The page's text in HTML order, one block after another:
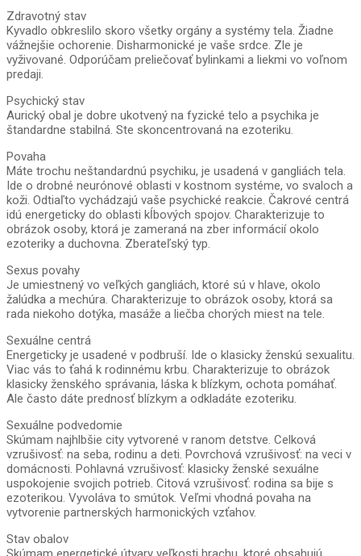
Zdravotný stav
Kyvadlo obkreslilo skoro všetky orgány a systémy tela. Žiadne
vážnejšie ochorenie. Disharmonické je vaše srdce. Zle je
vyživované. Odporúčam preliečovať bylinkami a liekmi vo voľnom
predaji.
Psychický stav
Aurický obal je dobre ukotvený na fyzické telo a psychika je
štandardne stabilná. Ste skoncentrovaná na ezoteriku.
Povaha
Máte trochu neštandardnú psychiku, je usadená v gangliách tela.
Ide o drobné neurónové oblasti v kostnom systéme, vo svaloch a
koži. Odtiaľto vychádzajú vaše psychické reakcie. Čakrové centrá
idú energeticky do oblasti kĺbových spojov. Charakterizuje to
obrázok osoby, ktorá je zameraná na zber informácií okolo
ezoteriky a duchovna. Zberateľský typ.
Sexus povahy
Je umiestnený vo veľkých gangliách, ktoré sú v hlave, okolo
žalúdka a mechúra. Charakterizuje to obrázok osoby, ktorá sa
rada niekoho dotýka, masáže a liečba chorých miest na tele.
Sexuálne centrá
Energeticky je usadené v podbruší. Ide o klasicky ženskú sexualitu.
Viac vás to ťahá k rodinnému krbu. Charakterizuje to obrázok
klasicky ženského správania, láska k blízkym, ochota pomáhať.
Ale často dáte prednosť blízkym a odkladáte ezoteriku.
Sexuálne podvedomie
Skúmam najhlbšie city vytvorené v ranom detstve. Celková
vzrušivosť: na seba, rodinu a deti. Povrchová vzrušivosť: na veci v
domácnosti. Pohlavná vzrušivosť: klasicky ženské sexuálne
uspokojenie svojich potrieb. Citová vzrušivosť: rodina sa bije s
ezoterikou. Vyvoláva to smútok. Veľmi vhodná povaha na
vytvorenie partnerských harmonických vzťahov.
Stav obalov